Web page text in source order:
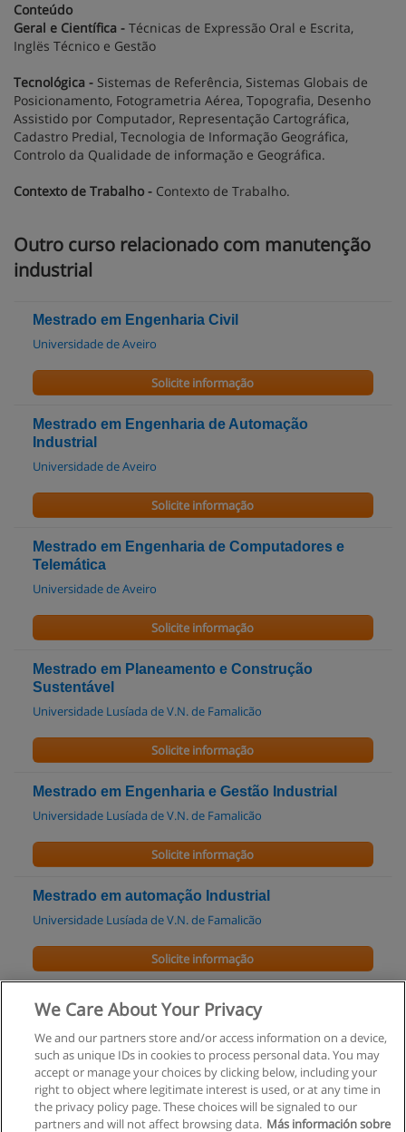
Conteúdo
Geral e Científica - Técnicas de Expressão Oral e Escrita,
Inglës Técnico e Gestão
Tecnológica - Sistemas de Referência, Sistemas Globais de
Posicionamento, Fotogrametria Aérea, Topografia, Desenho
Assistido por Computador, Representação Cartográfica,
Cadastro Predial, Tecnologia de Informação Geográfica,
Controlo da Qualidade de informação e Geográfica.
Contexto de Trabalho - Contexto de Trabalho.
Outro curso relacionado com manutenção
industrial
Mestrado em Engenharia Civil
Universidade de Aveiro
Solicite informação
Mestrado em Engenharia de Automação
Industrial
Universidade de Aveiro
Solicite informação
Mestrado em Engenharia de Computadores e
Telemática
Universidade de Aveiro
Solicite informação
Mestrado em Planeamento e Construção
Sustentável
Universidade Lusíada de V.N. de Famalicão
Solicite informação
Mestrado em Engenharia e Gestão Industrial
Universidade Lusíada de V.N. de Famalicão
Solicite informação
Mestrado em automação Industrial
Universidade Lusíada de V.N. de Famalicão
Solicite informação
Pós-Graduação em Tecnologias Web
Solicite informação
We Care About Your Privacy
We and our partners store and/or access information on a device,
such as unique IDs in cookies to process personal data. You may
accept or manage your choices by clicking below, including your
right to object where legitimate interest is used, or at any time in
the privacy policy page. These choices will be signaled to our
partners and will not affect browsing data. Más información sobre